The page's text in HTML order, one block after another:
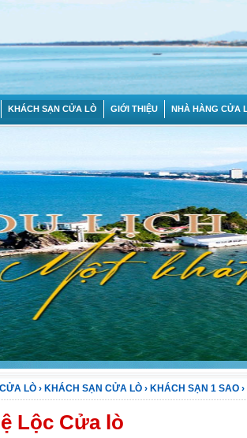
KHÁCH SẠN CỬA LÒ GIỚI THIỆU NHÀ HÀNG CỬA
LÒ › KHÁCH SẠN CỬA LÒ › KHÁCH SẠN 1 SAO ›
Lộc Cửa lò